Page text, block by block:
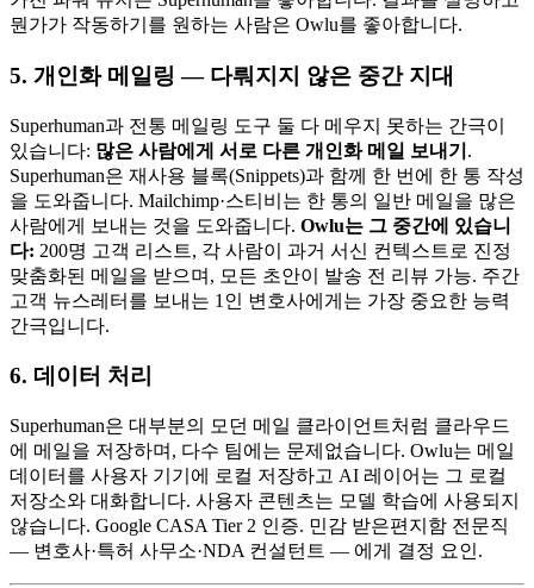
뭔가가 작동하기를 원하는 사람은 Owlu를 좋아합니다.
5. 개인화 메일링 — 다뤄지지 않은 중간 지대
Superhuman과 전통 메일링 도구 둘 다 메우지 못하는 간극이
있습니다: 많은 사람에게 서로 다른 개인화 메일 보내기 .
Superhuman은 재사용 블록(Snippets)과 함께 한 번에 한 통 작성
을 도와줍니다. Mailchimp·스티비는 한 통의 일반 메일을 많은
사람에게 보내는 것을 도와줍니다. Owlu는 그 중간에 있습니
다: 200명 고객 리스트, 각 사람이 과거 서신 컨텍스트로 진정
맞춤화된 메일을 받으며, 모든 초안이 발송 전 리뷰 가능. 주간
고객 뉴스레터를 보내는 1인 변호사에게는 가장 중요한 능력
간극입니다.
6. 데이터 처리
Superhuman은 대부분의 모던 메일 클라이언트처럼 클라우드
에 메일을 저장하며, 다수 팀에는 문제없습니다. Owlu는 메일
데이터를 사용자 기기에 로컬 저장하고 AI 레이어는 그 로컬
저장소와 대화합니다. 사용자 콘텐츠는 모델 학습에 사용되지
않습니다. Google CASA Tier 2 인증. 민감 받은편지함 전문직
— 변호사·특허 사무소·NDA 컨설턴트 — 에게 결정 요인.